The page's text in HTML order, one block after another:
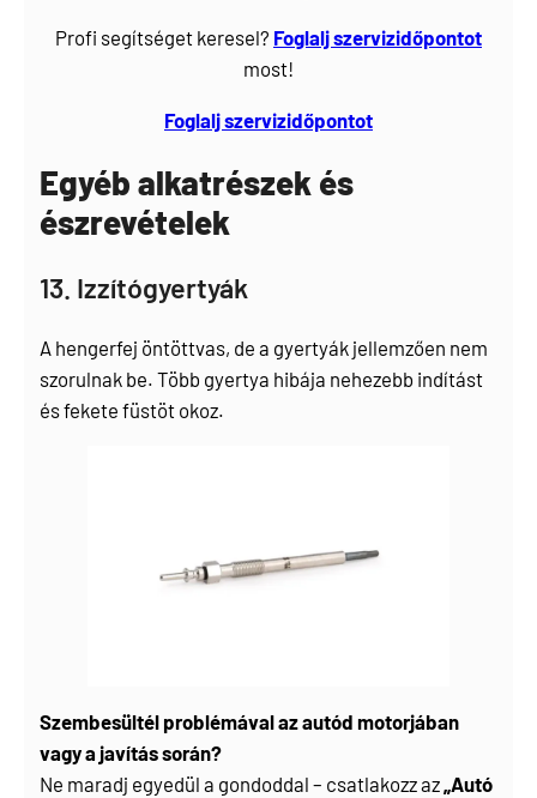
Profi segítséget keresel? Foglaljszervizidőpontot
most!
Foglalj szervizidőpontot
Egyéb alkatrészek és
észrevételek
13. Izzítógyertyák
A hengerfej öntöttvas, de a gyertyák jellemzően nem
szorulnak be. Több gyertya hibája nehezebb indítást
és fekete füstöt okoz.
Szembesültél problémával az autód motorjában
vagy a javítás során?
Ne maradj egyedül a gondoddal – csatlakozz az„Autó